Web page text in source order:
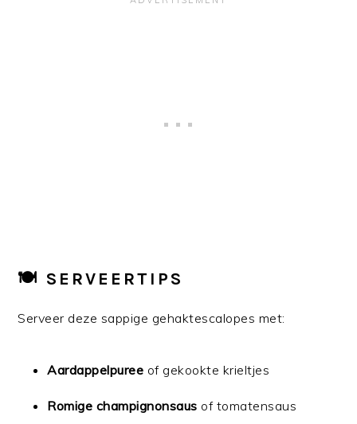
🍽 SERVEERTIPS
Serveer deze sappige gehaktescalopes met:
Aardappelpuree of gekookte krieltjes
Romige champignonsaus of tomatensaus